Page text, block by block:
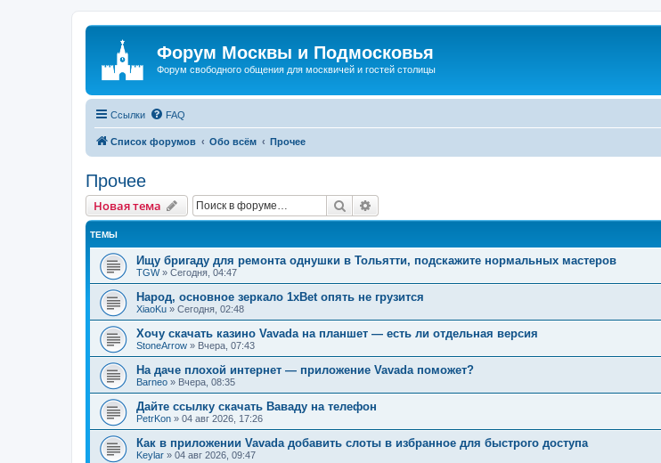
Форум Москвы и Подмосковья
Форум свободного общения для москвичей и гостей столицы
Ссылки FAQ
Список форумов Обо всём Прочее
Прочее
Новая тема Поиск
ТЕМЫ
Ищу бригаду для ремонта однушки в Тольятти, подскажите нормальных мастеров
TGW» Сегодня, 04:47
Народ, основное зеркало 1xBet опять не грузится
XiaoKu » Сегодня, 02:48
Хочу скачать казино Vavada на планшет — есть ли отдельная версия
StoneArrow » Вчера, 07:43
На даче плохой интернет — приложение Vavada поможет?
Barneo » Вчера, 08:35
Дайте ссылку скачать Ваваду на телефон
PetrKon » 04 авг 2026, 17:26
Как в приложении Vavada добавить слоты в избранное для быстрого доступа
Keylar » 04 авг 2026, 09:47